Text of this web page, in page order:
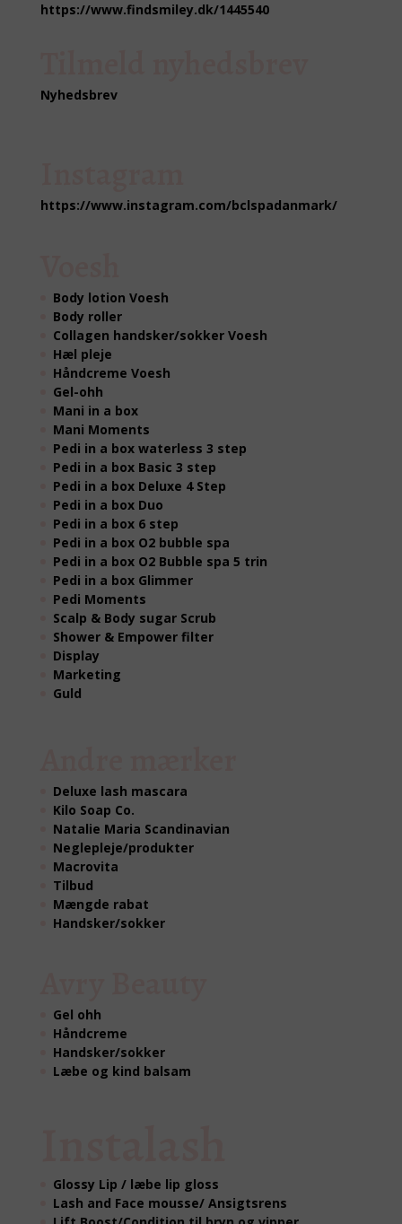
https://www.findsmiley.dk/1445540
Nyhedsbrev
https://www.instagram.com/bclspadanmark/
Body lotion Voesh
Body roller
Collagen handsker/sokker Voesh
Hæl pleje
Håndcreme Voesh
Gel-ohh
Mani in a box
Mani Moments
Pedi in a box waterless 3 step
Pedi in a box Basic 3 step
Pedi in a box Deluxe 4 Step
Pedi in a box Duo
Pedi in a box 6 step
Pedi in a box O2 bubble spa
Pedi in a box O2 Bubble spa 5 trin
Pedi in a box Glimmer
Pedi Moments
Scalp & Body sugar Scrub
Shower & Empower filter
Display
Marketing
Guld
Deluxe lash mascara
Kilo Soap Co.
Natalie Maria Scandinavian
Neglepleje/produkter
Macrovita
Tilbud
Mængde rabat
Handsker/sokker
Gel ohh
Håndcreme
Handsker/sokker
Læbe og kind balsam
Glossy Lip / læbe lip gloss
Lash and Face mousse/ Ansigtsrens